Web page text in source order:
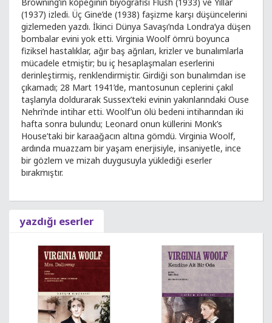
(1937) izledi. Üç Gine’de (1938) faşizme karşı düşüncelerini
gizlemeden yazdı. İkinci Dünya Savaşı’nda Londra’ya düşen
bombalar evini yok etti. Virginia Woolf ömrü boyunca
fiziksel hastalıklar, ağır baş ağrıları, krizler ve bunalımlarla
mücadele etmiştir; bu iç hesaplaşmaları eserlerini
derinleştirmiş, renklendirmiştir. Girdiği son bunalımdan ise
çıkamadı; 28 Mart 1941’de, mantosunun ceplerini çakıl
taşlarıyla doldurarak Sussex’teki evinin yakınlarındaki Ouse
Nehri’nde intihar etti. Woolf’un ölü bedeni intiharından iki
hafta sonra bulundu; Leonard onun küllerini Monk’s
House’taki bir karaağacın altına gömdü. Virginia Woolf,
ardında muazzam bir yaşam enerjisiyle, insaniyetle, ince
bir gözlem ve mizah duygusuyla yüklediği eserler
bırakmıştır.
yazdığı eserler